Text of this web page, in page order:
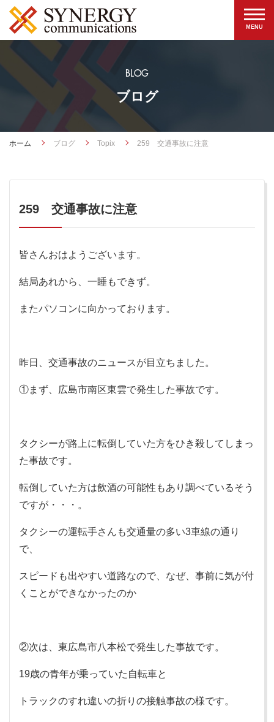
BLOG
ブログ
ホーム ブログ Topix 259 交通事故に注意
259 交通事故に注意
皆さんおはようございます。
結局あれから、一睡もできず。
またパソコンに向かっております。
昨日、交通事故のニュースが目立ちました。
①まず、広島市南区東雲で発生した事故です。
タクシーが路上に転倒していた方をひき殺してしまっ
た事故です。
転倒していた方は飲酒の可能性もあり調べているそう
ですが・・・。
タクシーの運転手さんも交通量の多い3車線の通り
で、
スピードも出やすい道路なので、なぜ、事前に気が付
くことができなかったのか
②次は、東広島市八本松で発生した事故です。
19歳の青年が乗っていた自転車と
トラックのすれ違いの折りの接触事故の様です。